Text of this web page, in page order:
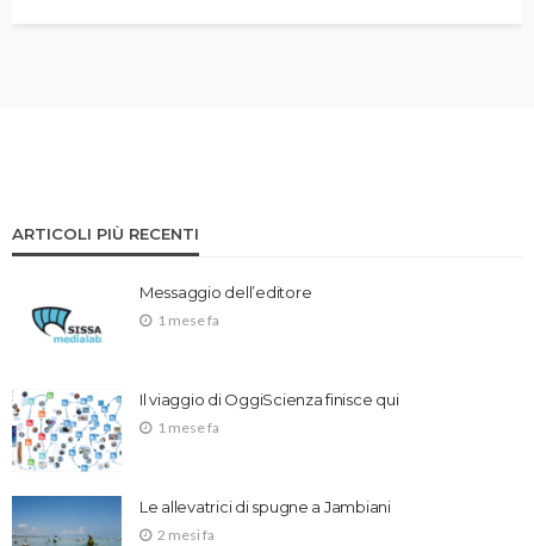
ARTICOLI PIÙ RECENTI
Messaggio dell’editore
1 mese fa
Il viaggio di OggiScienza finisce qui
1 mese fa
Le allevatrici di spugne a Jambiani
2 mesi fa